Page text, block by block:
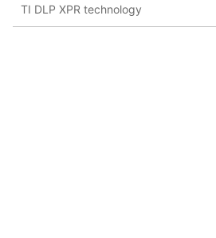
TI DLP XPR technology